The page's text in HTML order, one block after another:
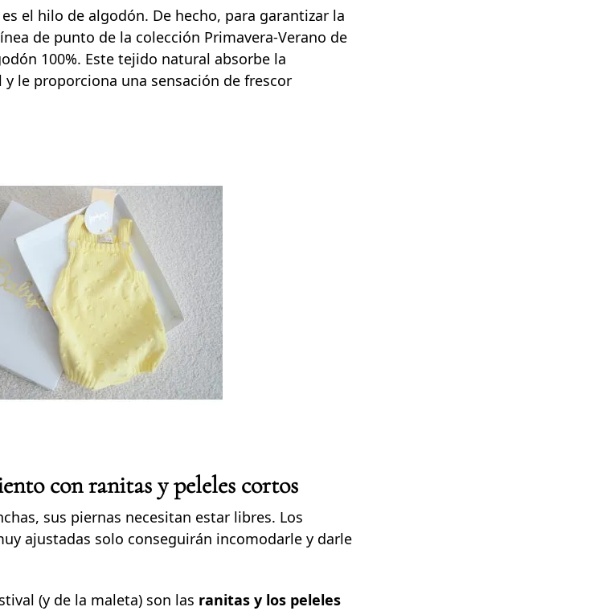
el hilo de algodón. De hecho, para garantizar la
de punto de la colección Primavera-Verano de
100%. Este tejido natural absorbe la
le proporciona una sensación de frescor
con ranitas y peleles cortos
sus piernas necesitan estar libres. Los
ajustadas solo conseguirán incomodarle y darle
(y de la maleta) son las ranitas y los peleles